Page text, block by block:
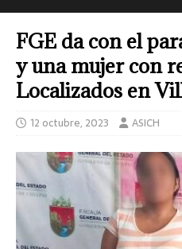
FGE da con el
y una mujer con
Localizados en
12 octubre, 2023 ASICH